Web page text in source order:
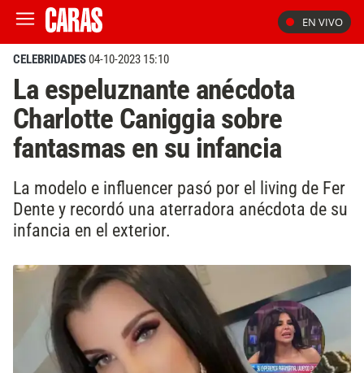
EN VIVO
CELEBRIDADES04-10-2023 15:10
La espeluznante anécdota
Charlotte Caniggia sobre
fantasmas en su infancia
La modelo e influencer pasó por el living de Fer
Dente y recordó una aterradora anécdota de su
infancia en el exterior.